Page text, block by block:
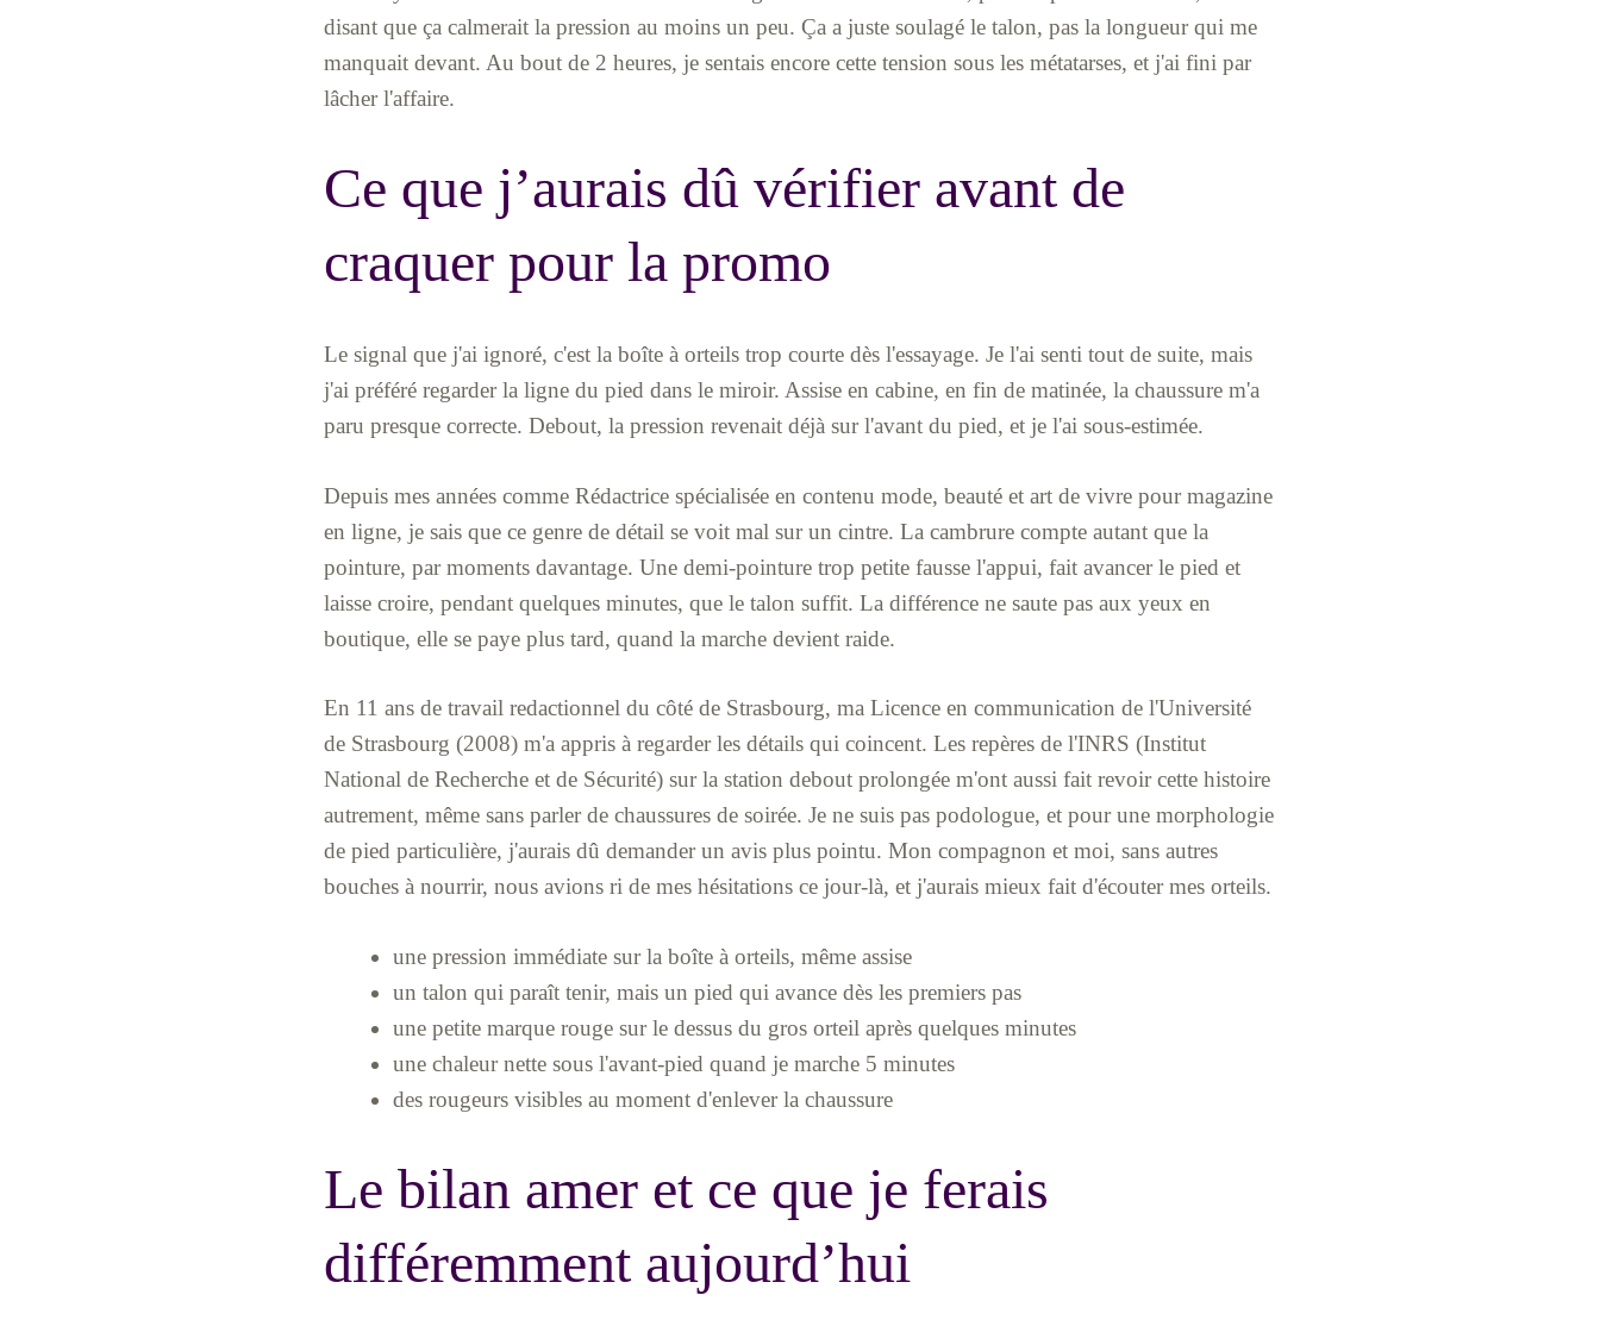
disant que ça calmerait la pression au moins un peu. Ça a juste soulagé le talon, pas la longueur qui me
manquait devant. Au bout de 2 heures, je sentais encore cette tension sous les métatarses, et j'ai fini par
lâcher l'affaire.
Ce que j’aurais dû vérifier avant de
craquer pour la promo
Le signal que j'ai ignoré, c'est la boîte à orteils trop courte dès l'essayage. Je l'ai senti tout de suite, mais
j'ai préféré regarder la ligne du pied dans le miroir. Assise en cabine, en fin de matinée, la chaussure m'a
paru presque correcte. Debout, la pression revenait déjà sur l'avant du pied, et je l'ai sous-estimée.
Depuis mes années comme Rédactrice spécialisée en contenu mode, beauté et art de vivre pour magazine
en ligne, je sais que ce genre de détail se voit mal sur un cintre. La cambrure compte autant que la
pointure, par moments davantage. Une demi-pointure trop petite fausse l'appui, fait avancer le pied et
laisse croire, pendant quelques minutes, que le talon suffit. La différence ne saute pas aux yeux en
boutique, elle se paye plus tard, quand la marche devient raide.
En 11 ans de travail redactionnel du côté de Strasbourg, ma Licence en communication de l'Université
de Strasbourg (2008) m'a appris à regarder les détails qui coincent. Les repères de l'INRS (Institut
National de Recherche et de Sécurité) sur la station debout prolongée m'ont aussi fait revoir cette histoire
autrement, même sans parler de chaussures de soirée. Je ne suis pas podologue, et pour une morphologie
de pied particulière, j'aurais dû demander un avis plus pointu. Mon compagnon et moi, sans autres
bouches à nourrir, nous avions ri de mes hésitations ce jour-là, et j'aurais mieux fait d'écouter mes orteils.
une pression immédiate sur la boîte à orteils, même assise
un talon qui paraît tenir, mais un pied qui avance dès les premiers pas
une petite marque rouge sur le dessus du gros orteil après quelques minutes
une chaleur nette sous l'avant-pied quand je marche 5 minutes
des rougeurs visibles au moment d'enlever la chaussure
Le bilan amer et ce que je ferais
différemment aujourd’hui